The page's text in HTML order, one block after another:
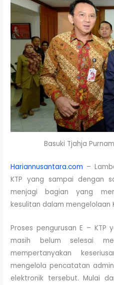
Basuki Tjahja
Hariannusantara.com –
KTP yang sampai dengan
menjagi bagian yang
kesulitan dalam mengelolaan
Proses pengurusan E –
masih belum selesai
mempertanyakan
mengelola pencatatan
elektronik tersebut. Mulai